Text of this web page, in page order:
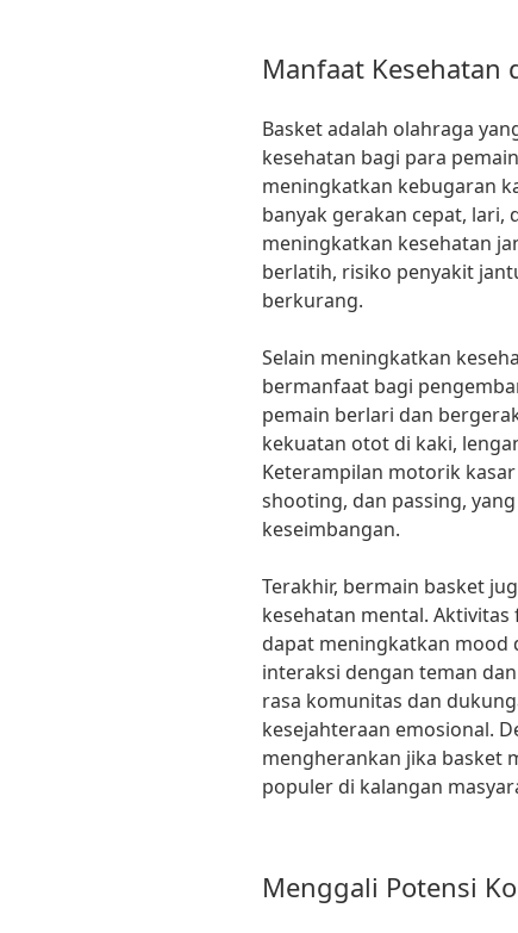
Manfaat Kesehatan
Basket adalah olahraga
kesehatan bagi para
meningkatkan kebugaran
banyak gerakan cepat, lari,
meningkatkan kesehatan
berlatih, risiko penyakit
berkurang.
Selain meningkatkan
bermanfaat bagi
pemain berlari dan
kekuatan otot di kaki,
Keterampilan motorik
shooting, dan passing,
keseimbangan.
Terakhir, bermain basket
kesehatan mental.
dapat meningkatkan mood
interaksi dengan teman
rasa komunitas dan
kesejahteraan emosional.
mengherankan jika basket
populer di kalangan
Menggali Potensi